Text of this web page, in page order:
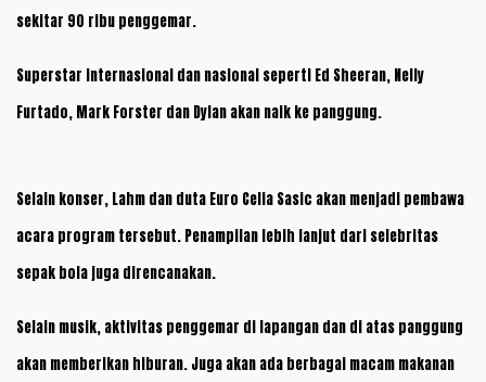
sekitar 90 ribu penggemar.
Superstar internasional dan nasional seperti Ed Sheeran, Nelly
Furtado, Mark Forster dan Dylan akan naik ke panggung.
Selain konser, Lahm dan duta Euro Celia Sasic akan menjadi pembawa
acara program tersebut. Penampilan lebih lanjut dari selebritas
sepak bola juga direncanakan.
Selain musik, aktivitas penggemar di lapangan dan di atas panggung
akan memberikan hiburan. Juga akan ada berbagai macam makanan